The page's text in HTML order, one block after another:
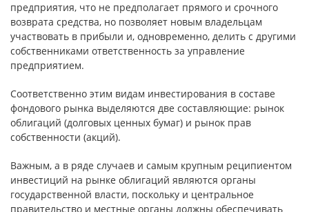
предприятия, что не предполагает прямого и срочного
возврата средства, но позволяет новым владельцам
участвовать в прибыли и, одновременно, делить с другими
собственниками ответственность за управление
предприятием.
Соответственно этим видам инвестирования в составе
фондового рынка выделяются две составляющие: рынок
облигаций (долговых ценных бумаг) и рынок прав
собственности (акций).
Важным, а в ряде случаев и самым крупным реципиентом
инвестиций на рынке облигаций являются органы
государственной власти, поскольку и центральное
правительство и местные органы должны обеспечивать